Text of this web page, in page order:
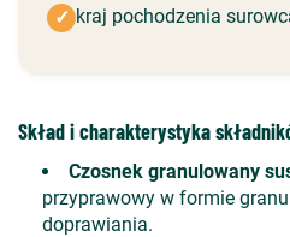
✓ kraj pochodzenia
Skład i charakterystyka
Czosnek granulowany
przyprawowy w formie
doprawiania.